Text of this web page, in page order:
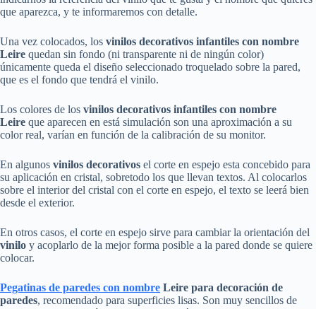
que aparezca, y te informaremos con detalle.
Una vez colocados, los vinilos decorativos infantiles con nombre
Leire quedan sin fondo (ni transparente ni de ningún color)
únicamente queda el diseño seleccionado troquelado sobre la pared,
que es el fondo que tendrá el vinilo.
Los colores de los vinilos decorativos infantiles con nombre
Leire que aparecen en está simulación son una aproximación a su
color real, varían en función de la calibración de su monitor.
En algunos vinilos decorativos el corte en espejo esta concebido para
su aplicación en cristal, sobretodo los que llevan textos. Al colocarlos
sobre el interior del cristal con el corte en espejo, el texto se leerá bien
desde el exterior.
En otros casos, el corte en espejo sirve para cambiar la orientación del
vinilo y acoplarlo de la mejor forma posible a la pared donde se quiere
colocar.
Pegatinas de paredes con nombre Leire para decoración de
paredes, recomendado para superficies lisas. Son muy sencillos de